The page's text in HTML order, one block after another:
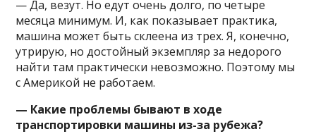
— Да, везут. Но едут очень долго, по четыре
месяца минимум. И, как показывает практика,
машина может быть склеена из трех. Я, конечно,
утрирую, но достойный экземпляр за недорого
найти там практически невозможно. Поэтому мы
с Америкой не работаем.
— Какие проблемы бывают в ходе
транспортировки машины из-за рубежа?